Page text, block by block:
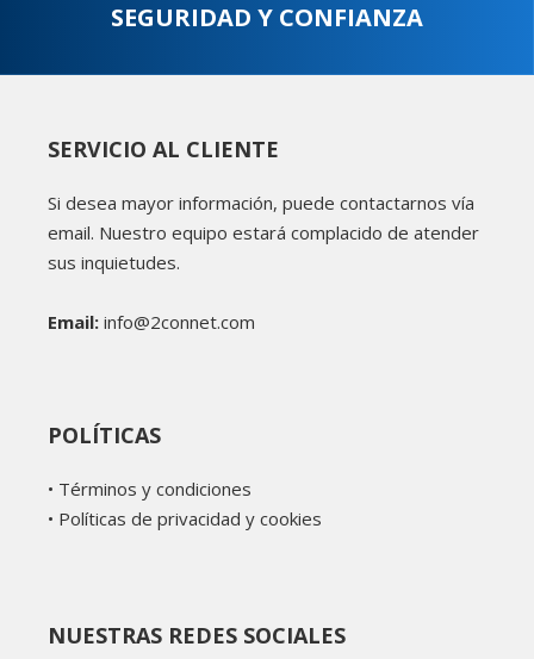
SEGURIDAD Y CONFIANZA
SERVICIO AL CLIENTE
Si desea mayor información, puede contactarnos vía
email. Nuestro equipo estará complacido de atender
sus inquietudes.
Email: info@2connet.com
POLÍTICAS
• Términos y condiciones
• Políticas de privacidad y cookies
NUESTRAS REDES SOCIALES